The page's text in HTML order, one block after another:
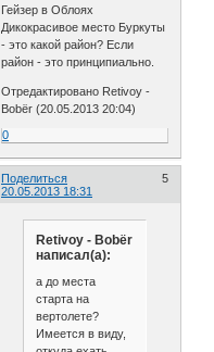
Гейзер в Облоях
Дикокрасивое место Буркуты
- это какой район? Если
район - это принципиально.
Отредактировано Retivoy -
Bobёr (20.05.2013 20:04)
0
Поделиться
5
20.05.2013 18:31
Retivoy - Bobёr
написал(а):
а до места
старта на
вертолете?
Имеется в виду,